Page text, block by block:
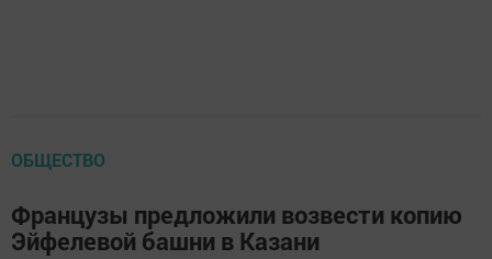
ОБЩЕСТВО
Французы предложили возвести копию
Эйфелевой башни в Казани